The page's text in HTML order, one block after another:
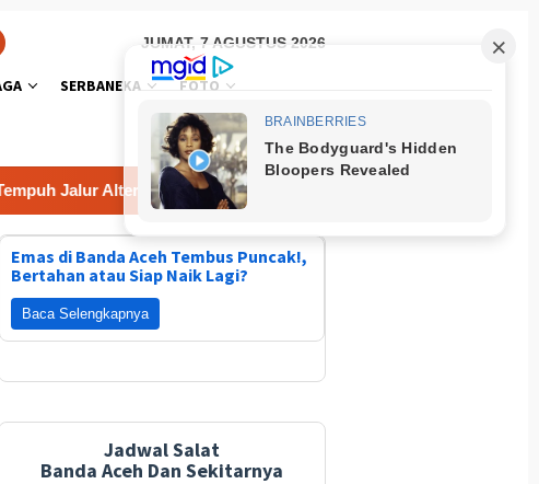
JUMAT, 7 AGUSTUS 2026
SERBANEKA FOTO
Alternatif Yang Lebih Jauh Jembatan Ini Solusinya
Emas di Banda Aceh Tembus Puncak!,
Bertahan atau Siap Naik Lagi?
Baca Selengkapnya
Jadwal Salat
Banda Aceh Dan Sekitarnya